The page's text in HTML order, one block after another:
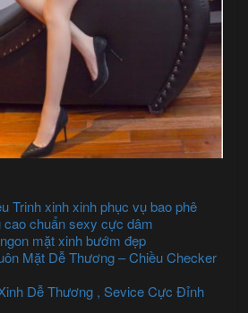
Trinh xinh xinh phục vụ bao phê
cao chuẩn sexy cực dâm
mặt xinh bướm đẹp
Mặt Dễ Thương – Chiều Checker
Dễ Thương , Sevice Cực Đỉnh